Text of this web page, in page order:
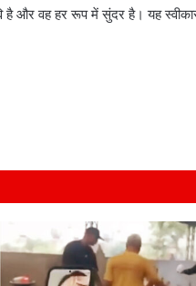
वह हर रूप में सुंदर है। यह स्वीकार